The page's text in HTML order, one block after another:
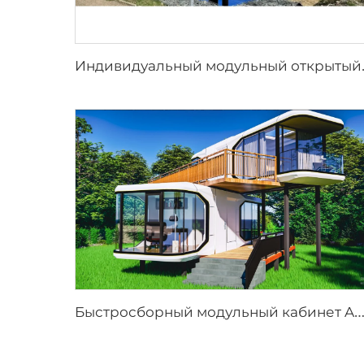
ндивидуальный
Б
ыстросборный модульный кабинет Apple | Прочный мобильный prefab-металлический модуль для роскошного глэмпинга и современных гостиничных проектов